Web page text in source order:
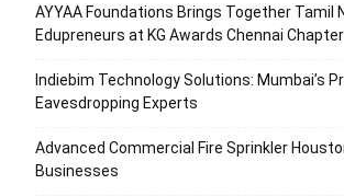
AYYAA Foundations Brings Together Tamil
Edupreneurs at KG Awards Chennai Chapter
Indiebim Technology Solutions: Mumbai’s
Eavesdropping Experts
Advanced Commercial Fire Sprinkler
Businesses